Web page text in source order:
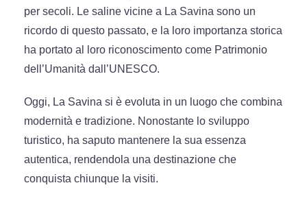
per secoli. Le saline vicine a La Savina sono un
ricordo di questo passato, e la loro importanza storica
ha portato al loro riconoscimento come Patrimonio
dell’Umanità dall’UNESCO.
Oggi, La Savina si è evoluta in un luogo che combina
modernità e tradizione. Nonostante lo sviluppo
turistico, ha saputo mantenere la sua essenza
autentica, rendendola una destinazione che
conquista chiunque la visiti.